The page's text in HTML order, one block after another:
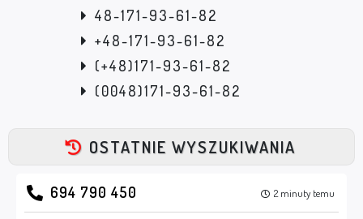
48-171-93-61-82
+48-171-93-61-82
(+48)171-93-61-82
(0048)171-93-61-82
OSTATNIE WYSZUKIWANIA
694 790 450 2 minuty temu